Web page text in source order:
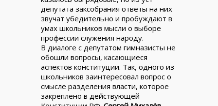
депутата заксобрания ответы на них
звучат убедительно и пробуждают в
умах школьников мысли о выборе
профессии служения народу.
В диалоге с депутатом гимназисты не
обошли вопросы, касающиеся
аспектов конституции. Так, одного из
школьников заинтересовал вопрос о
смысле разделения власти, которое
закреплено в действующей